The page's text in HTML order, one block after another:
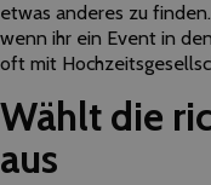
etwas anderes zu
wenn ihr ein Event in
oft mit
Wählt die
aus